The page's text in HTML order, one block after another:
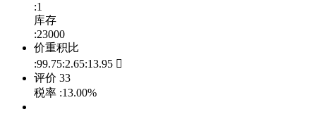
:1
库存
:23000
价重积比
:99.75:2.65:13.95 
评价 33
税率 :13.00%